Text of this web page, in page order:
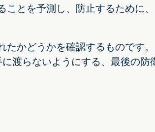
とを予測し、防止するために
かどうかを確認するものです
渡らないようにする、最後の防